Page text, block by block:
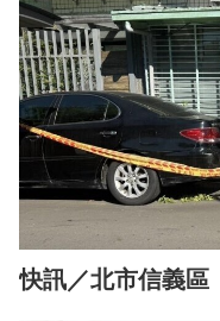
快訊／北市信義區